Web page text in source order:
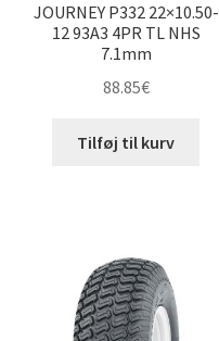
JOURNEY P332 22×10.50-
12 93A3 4PR TL NHS
7.1mm
88.85€
Tilføj til kurv